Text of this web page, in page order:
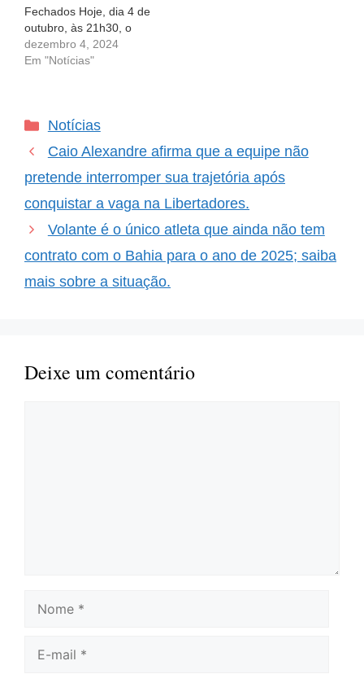
Fechados Hoje, dia 4 de
outubro, às 21h30, o
Mineirão será o palco de
um jogo que pode
em uma partida válida
Campeonato Brasileiro.
Decisão Surpreendente…
dezembro 4, 2024
Em "Notícias"
Categorias
Notícias
Caio Alexandre afirma que a equipe não
pretende interromper sua trajetória após
conquistar a vaga na Libertadores.
Volante é o único atleta que ainda não tem
contrato com o Bahia para o ano de 2025; saiba
mais sobre a situação.
Deixe um comentário
Nome